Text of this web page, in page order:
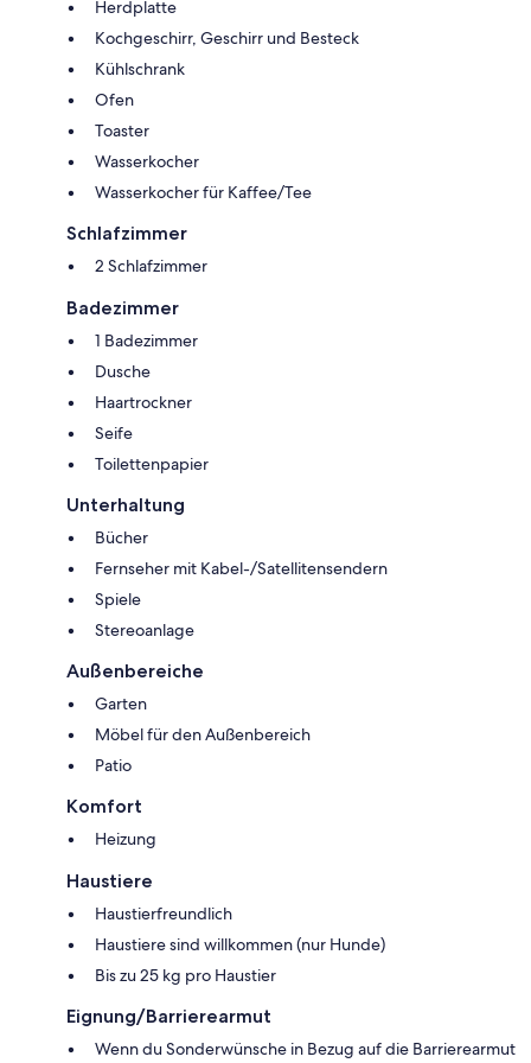
Wir freuen uns auf Sie!!
Herdplatte
Kochgeschirr, Geschirr und Besteck
Kühlschrank
Ofen
Toaster
Wasserkocher
Wasserkocher für Kaffee/Tee
Schlafzimmer
2 Schlafzimmer
Badezimmer
1 Badezimmer
Dusche
Haartrockner
Seife
Toilettenpapier
Unterhaltung
Bücher
Fernseher mit Kabel-/Satellitensendern
Spiele
Stereoanlage
Außenbereiche
Garten
Möbel für den Außenbereich
Patio
Komfort
Heizung
Haustiere
Haustierfreundlich
Haustiere sind willkommen (nur Hunde)
Bis zu 25 kg pro Haustier
Eignung/Barrierearmut
Wenn du Sonderwünsche in Bezug auf die Barrierearmut